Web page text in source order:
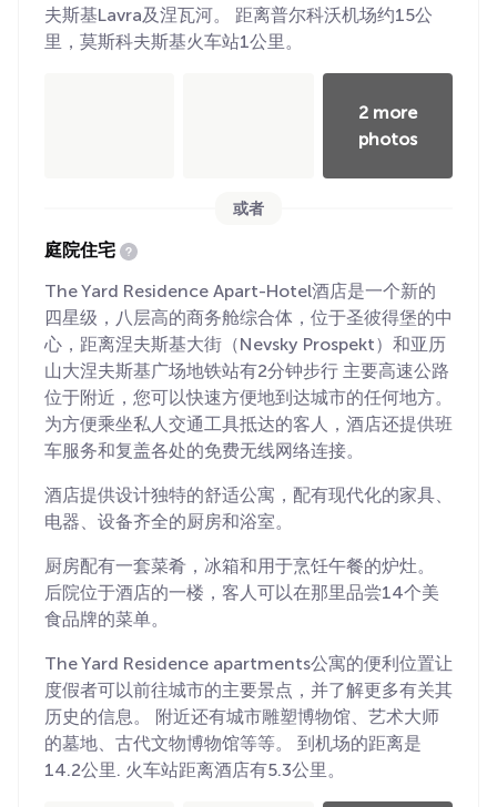
夫斯基Lavra及涅瓦河。 距离普尔科沃机场约15公
里，莫斯科夫斯基火车站1公里。
2 more
photos
或者
庭院住宅
The Yard Residence Apart-Hotel酒店是一个新的
四星级，八层高的商务舱综合体，位于圣彼得堡的中
心，距离涅夫斯基大街（Nevsky Prospekt）和亚历
山大涅夫斯基广场地铁站有2分钟步行 主要高速公路
位于附近，您可以快速方便地到达城市的任何地方。
为方便乘坐私人交通工具抵达的客人，酒店还提供班
车服务和复盖各处的免费无线网络连接。
酒店提供设计独特的舒适公寓，配有现代化的家具、
电器、设备齐全的厨房和浴室。
厨房配有一套菜肴，冰箱和用于烹饪午餐的炉灶。
后院位于酒店的一楼，客人可以在那里品尝14个美
食品牌的菜单。
The Yard Residence apartments公寓的便利位置让
度假者可以前往城市的主要景点，并了解更多有关其
历史的信息。 附近还有城市雕塑博物馆、艺术大师
的墓地、古代文物博物馆等等。 到机场的距离是
14.2公里. 火车站距离酒店有5.3公里。